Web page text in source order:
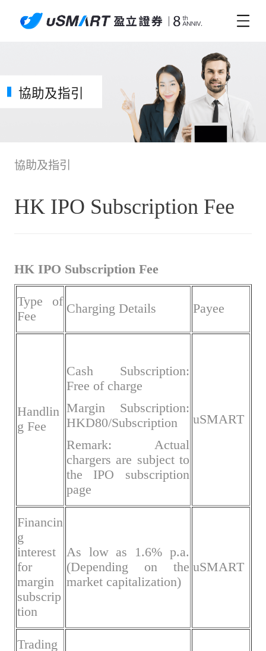
協助及指引
協助及指引
HK IPO Subscription Fee
HK IPO Subscription Fee
Type of
Fee
Charging Details Payee
Handlin
g Fee
Cash Subscription:
Free of charge
Margin Subscription:
HKD80/Subscription
Remark: Actual
chargers are subject to
the IPO subscription
page
uSMART
Financin
g
interest
for
margin
subscrip
tion
As low as 1.6% p.a.
(Depending on the
market capitalization)
uSMART
Trading